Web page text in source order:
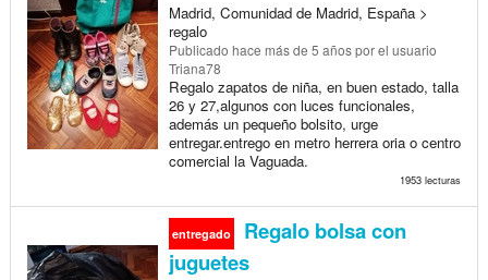
Madrid, Comunidad de Madrid, España >
regalo
Publicado hace más de 5 añospor el usuario
Triana78
Regalo zapatos de niña, en buen estado, talla
26 y 27,algunos con luces funcionales,
además un pequeño bolsito, urge
entregar.entrego en metro herrera oria o centro
comercial la Vaguada.
1953 lecturas
entregado
Regalo bolsa con
juguetes